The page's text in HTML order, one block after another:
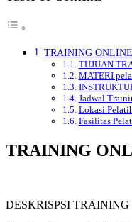
TRAINING
TUJUAN
MATERI
Jadwal
Lokasi
Fasilitas
TRAINING
DESKRISPSI